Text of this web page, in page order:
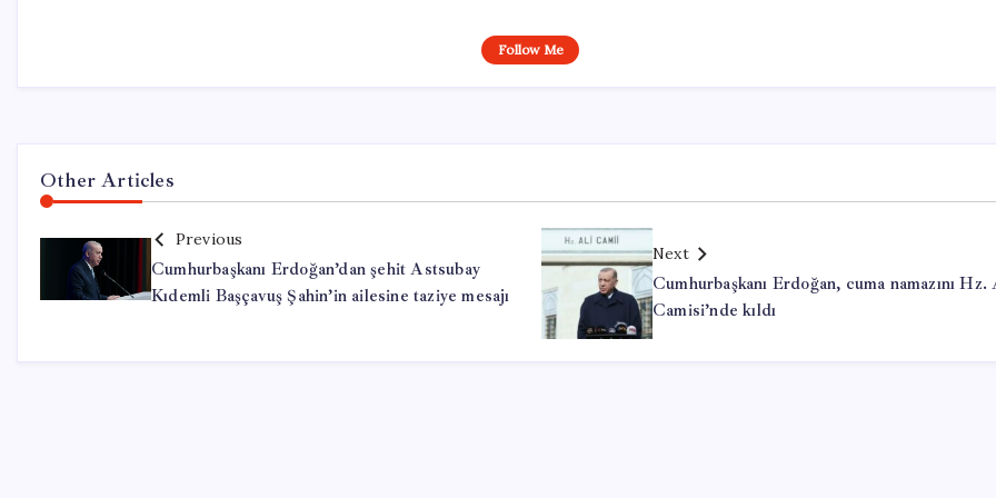
Follow Me
Other Articles
Previous
Cumhurbaşkanı Erdoğan’dan şehit Astsubay
Kıdemli Başçavuş Şahin’in ailesine taziye mesajı
Next
Cumhurbaşkanı Erdoğan, cuma namazını
Camisi’nde kıldı